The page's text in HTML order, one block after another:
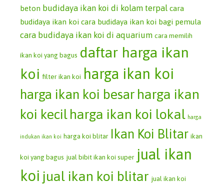
beton budidaya ikan koi di kolam terpal cara
budidaya ikan koi cara budidaya ikan koi bagi pemula
cara budidaya ikan koi di aquarium cara memilih
ikan koi yang bagus daftar harga ikan
koi filter ikan koi harga ikan koi
harga ikan koi besar harga ikan
koi kecilharga ikan koi lokal harga
indukan ikan koi harga koi blitar Ikan Koi Blitar ikan
koi yang bagus jual bibit ikan koi super jual ikan
koi jual ikan koi blitar jual ikan koi